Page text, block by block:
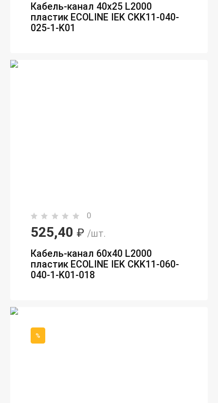
Кабель-канал 40х25 L2000
пластик ECOLINE IEK CKK11-040-
025-1-K01
0
525,40 ₽ /шт.
Кабель-канал 60х40 L2000
пластик ECOLINE IEK CKK11-060-
040-1-K01-018
%